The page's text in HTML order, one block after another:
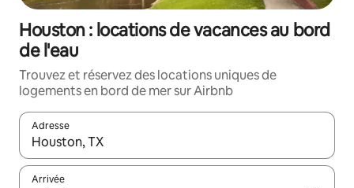
Houston : locations de vacances au bord
de l'eau
Trouvez et réservez des locations uniques de
logements en bord de mer sur Airbnb
Adresse
Lorsque les résultats s'affichent, utilisez les flèches vers le
Arrivée